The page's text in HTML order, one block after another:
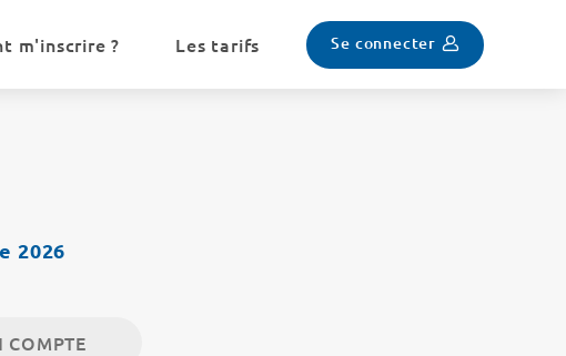
m'inscrire ? Les tarifs Se connecter
2026
COMPTE